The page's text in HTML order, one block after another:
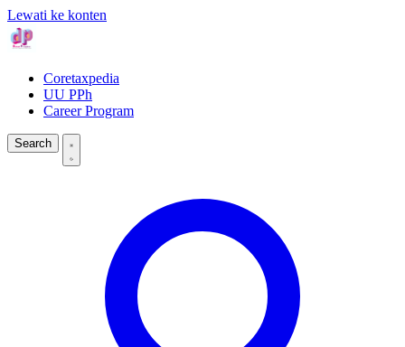
Lewati ke konten
Coretaxpedia
UU PPh
Career Program
Search